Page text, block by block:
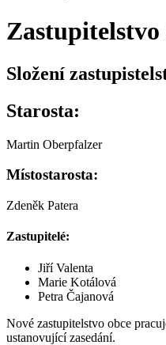
Zastupitelstvo
Složení
Starosta:
Martin Oberpfalzer
Místostarosta:
Zdeněk Patera
Zastupitelé:
Jiří Valenta
Marie Kotálová
Petra Čajanová
Nové zastupitelstvo obce
ustanovující zasedání.